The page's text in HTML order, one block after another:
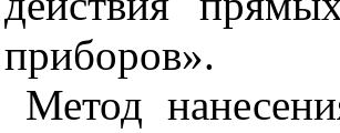
приборов».
Метод